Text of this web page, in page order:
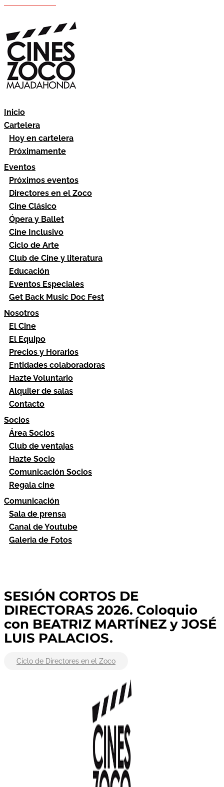
Inicio
Cartelera
Hoy en cartelera
Próximamente
Eventos
Próximos eventos
Directores en el Zoco
Cine Clásico
Ópera y Ballet
Cine Inclusivo
Ciclo de Arte
Club de Cine y literatura
Educación
Eventos Especiales
Get Back Music Doc Fest
Nosotros
El Cine
El Equipo
Precios y Horarios
Entidades colaboradoras
Hazte Voluntario
Alquiler de salas
Contacto
Socios
Área Socios
Club de ventajas
Hazte Socio
Comunicación Socios
Regala cine
Comunicación
Sala de prensa
Canal de Youtube
Galeria de Fotos
SESIÓN CORTOS DE
DIRECTORAS 2026. Coloquio
con BEATRIZ MARTÍNEZ y JOSÉ
LUIS PALACIOS.
Ciclo de Directores en el Zoco